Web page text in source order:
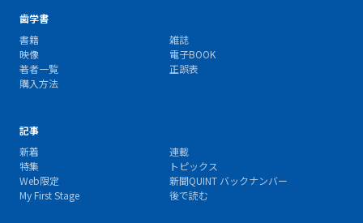
歯学書
書籍
雑誌
映像
電子BOOK
著者一覧
正誤表
購入方法
記事
新着
連載
特集
トピックス
Web限定
新聞QUINT バックナンバー
My First Stage
後で読む